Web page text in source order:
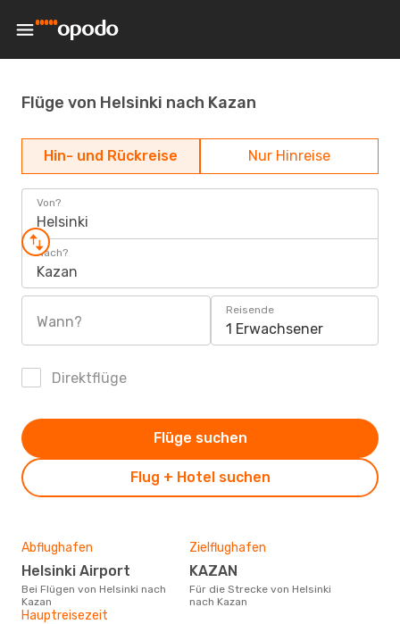
Flüge von Helsinki nach Kazan
Hin- und Rückreise Nur Hinreise
Von?
Helsinki
Nach?
Kazan
Wann?
Reisende
1 Erwachsener
Direktflüge
Flug + Hotel suchen
Flüge suchen
Abflughafen
Helsinki Airport
Bei Flügen von Helsinki nach
Kazan
Zielflughafen
KAZAN
Für die Strecke von Helsinki
nach Kazan
Hauptreisezeit